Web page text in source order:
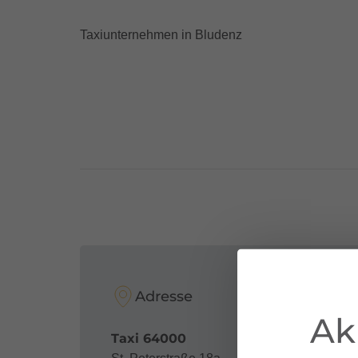
Taxiunternehmen in Bludenz
Adresse
Taxi 64000